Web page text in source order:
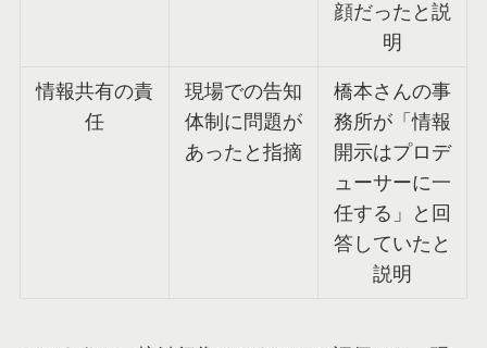
顔だったと説
明
情報共有の責
任
現場での告知
体制に問題が
あったと指摘
橋本さんの事
務所が「情報
開示はプロデ
ューサーに一
任する」と回
答していたと
説明